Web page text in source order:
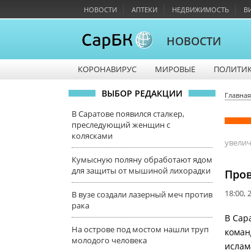
НОВОСТИ АПТЕКИ НЕДВИЖИМОСТЬ
НОВОСТИ
КОРОНАВИРУС МИРОВЫЕ
ВЫБОР РЕДАКЦИИ
В Саратове появился сталкер,
преследующий женщин с
колясками
Кумысную поляну обработают ядом
для защиты от мышиной лихорадки
В вузе создали лазерный меч против
рака
На острове под мостом нашли труп
молодого человека
Главная
18:00,
В